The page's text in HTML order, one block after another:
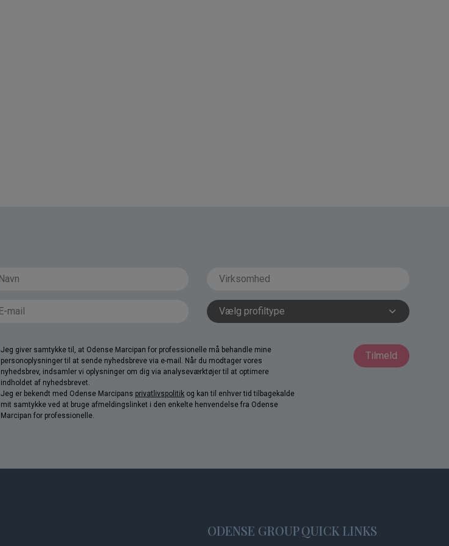
Jeg giver samtykke til, at Odense Marcipan for professionelle må behandle mine
personoplysninger til at sende nyhedsbreve via e-mail. Når du modtager vores
nyhedsbrev, indsamler vi oplysninger om dig via analyseværktøjer til at optimere
indholdet af nyhedsbrevet.
Jeg er bekendt med Odense Marcipans privatlivspolitik og kan til enhver tid tilbagekalde
mit samtykke ved at bruge afmeldingslinket i den enkelte henvendelse fra Odense
Marcipan for professionelle.
Tilmeld
ODENSE GROUPQUICK LINKS